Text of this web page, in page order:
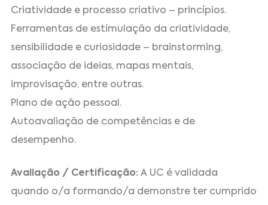
Criatividade e processo criativo – princípios.
Ferramentas de estimulação da criatividade,
sensibilidade e curiosidade – brainstorming,
associação de ideias, mapas mentais,
improvisação, entre outras.
Plano de ação pessoal.
Autoavaliação de competências e de
desempenho.
Avaliação / Certificação:A UC é validada
quando o/a formando/a demonstre ter cumprido